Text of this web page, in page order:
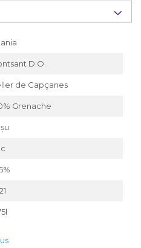
D.O.
de Capçanes
Grenache